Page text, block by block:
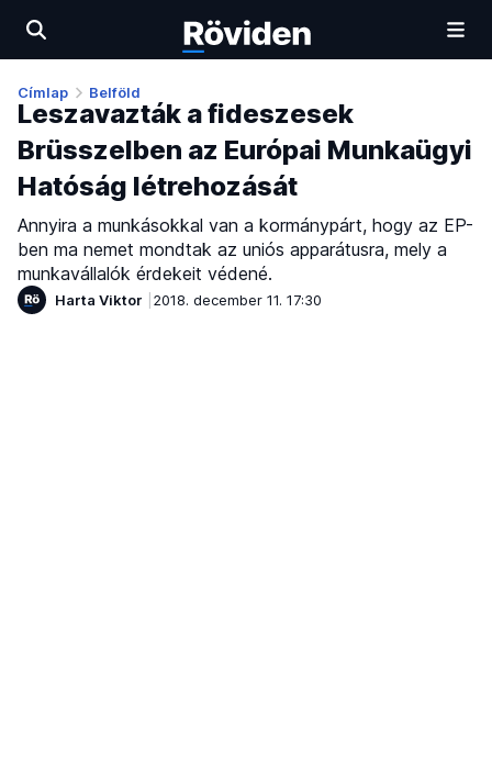
Címlap Belföld
Leszavazták a fideszesek
Brüsszelben az Európai Munkaügyi
Hatóság létrehozását
Annyira a munkásokkal van a kormánypárt, hogy az EP-
ben ma nemet mondtak az uniós apparátusra, mely a
munkavállalók érdekeit védené.
Harta Viktor 2018. december 11. 17:30